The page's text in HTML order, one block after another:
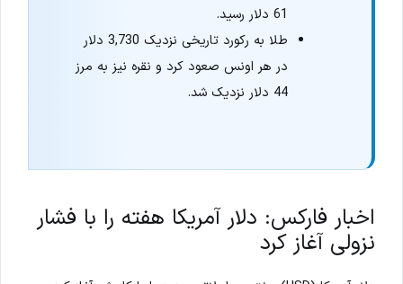
61 دلار رسید.
طلا به رکورد تاریخی نزدیک 3,730 دلار
در هر اونس صعود کرد و نقره نیز به مرز
44 دلار نزدیک شد.
اخبار فارکس: دلار آمریکا هفته را با فشار
نزولی آغاز کرد